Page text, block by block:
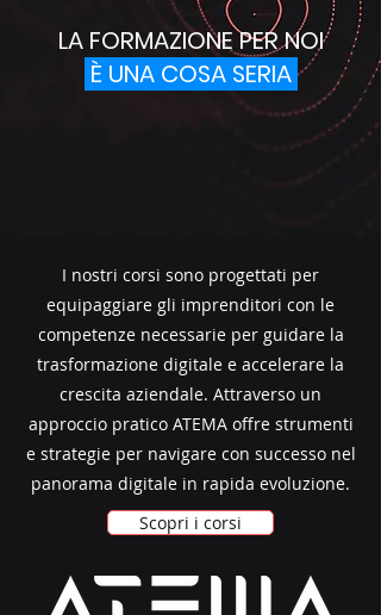
LA FORMAZIONE PER NOI
È UNA COSA SERIA
I nostri corsi sono progettati per
equipaggiare gli imprenditori con le
competenze necessarie per guidare la
trasformazione digitale e accelerare la
crescita aziendale. Attraverso un
approccio pratico ATEMA offre strumenti
e strategie per navigare con successo nel
panorama digitale in rapida evoluzione.
Scopri i corsi